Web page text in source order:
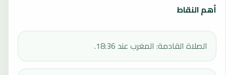
أهم النقاط
الصلاة القادمة: المغرب عند 18:36.